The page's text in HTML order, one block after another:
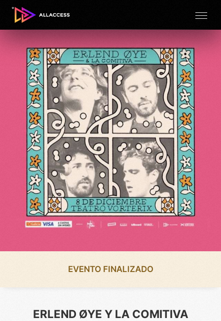
EVENTO FINALIZADO
ERLEND ØYE Y LA COMITIVA